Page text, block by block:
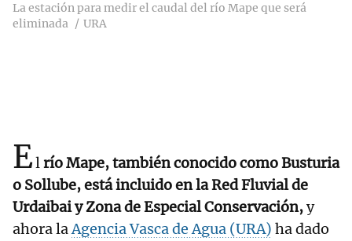
La estación para medir el caudal del río Mape que será
eliminada
URA
Elrío Mape, también conocido como Busturia
o Sollube, está incluido en la Red Fluvial de
Urdaibai y Zona de Especial Conservación,y
ahora laAgencia Vasca de Agua (URA) ha dado